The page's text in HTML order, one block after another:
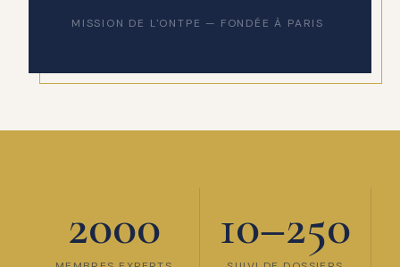
MISSION DE L'ONTPE — FONDÉE À PARIS
2000 10–250